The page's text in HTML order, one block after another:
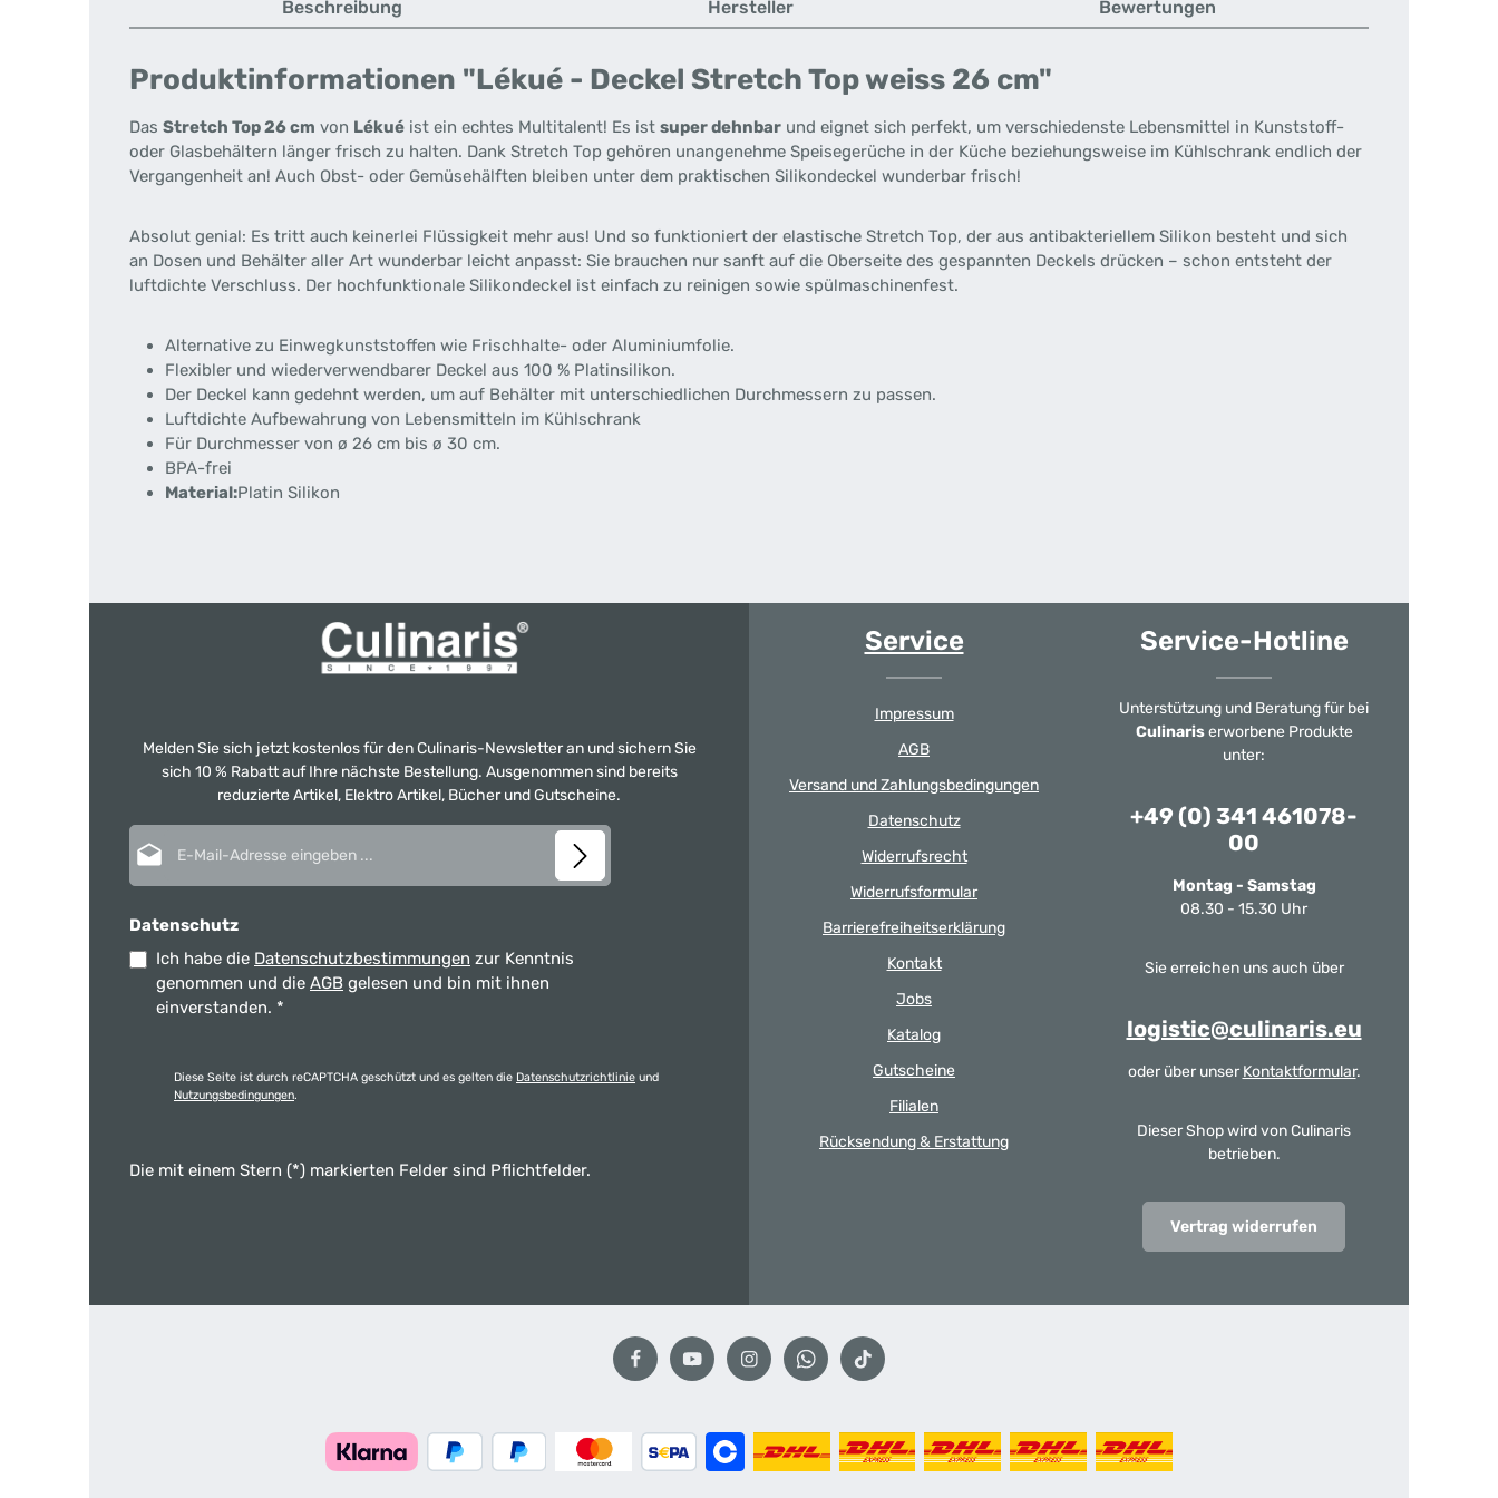
Beschreibung Hersteller Bewertungen
Produktinformationen "Lékué - Deckel Stretch Top weiss 26 cm"
Das Stretch Top 26 cm von Lékué ist ein echtes Multitalent! Es ist super dehnbar und eignet sich perfekt, um verschiedenste Lebensmittel in Kunststoff-
oder Glasbehältern länger frisch zu halten. Dank Stretch Top gehören unangenehme Speisegerüche in der Küche beziehungsweise im Kühlschrank endlich der
Vergangenheit an! Auch Obst- oder Gemüsehälften bleiben unter dem praktischen Silikondeckel wunderbar frisch!
Absolut genial: Es tritt auch keinerlei Flüssigkeit mehr aus! Und so funktioniert der elastische Stretch Top, der aus antibakteriellem Silikon besteht und sich
an Dosen und Behälter aller Art wunderbar leicht anpasst: Sie brauchen nur sanft auf die Oberseite des gespannten Deckels drücken – schon entsteht der
luftdichte Verschluss. Der hochfunktionale Silikondeckel ist einfach zu reinigen sowie spülmaschinenfest.
Alternative zu Einwegkunststoffen wie Frischhalte- oder Aluminiumfolie.
Flexibler und wiederverwendbarer Deckel aus 100 % Platinsilikon.
Der Deckel kann gedehnt werden, um auf Behälter mit unterschiedlichen Durchmessern zu passen.
Luftdichte Aufbewahrung von Lebensmitteln im Kühlschrank
Für Durchmesser von ø 26 cm bis ø 30 cm.
BPA-frei
Material:Platin Silikon
Melden Sie sich jetzt kostenlos für den Culinaris-Newsletter an und sichern Sie
sich 10 % Rabatt auf Ihre nächste Bestellung. Ausgenommen sind bereits
reduzierte Artikel, Elektro Artikel, Bücher und Gutscheine.
Datenschutz
Ich habe die Datenschutzbestimmungen zur Kenntnis
genommen und die AGB gelesen und bin mit ihnen
einverstanden. *
Diese Seite ist durch reCAPTCHA geschützt und es gelten die Datenschutzrichtlinie und
Nutzungsbedingungen.
Die mit einem Stern (*) markierten Felder sind Pflichtfelder.
Service
Impressum
AGB
Versand und Zahlungsbedingungen
Datenschutz
Widerrufsrecht
Widerrufsformular
Barrierefreiheitserklärung
Kontakt
Jobs
Katalog
Gutscheine
Filialen
Rücksendung & Erstattung
Service-Hotline
Unterstützung und Beratung für bei
Culinariserworbene Produkte
unter:
+49 (0) 341 461078-
00
Montag - Samstag
08.30 - 15.30 Uhr
Sie erreichen uns auch über
logistic@culinaris.eu
oder über unser Kontaktformular.
Dieser Shop wird von Culinaris
betrieben.
Vertrag widerrufen